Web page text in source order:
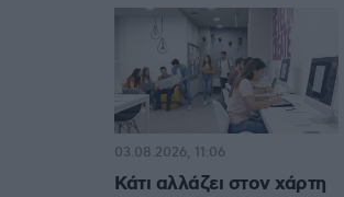
Κάτι αλλάζει στον χάρτη
03.08.2026, 11:06